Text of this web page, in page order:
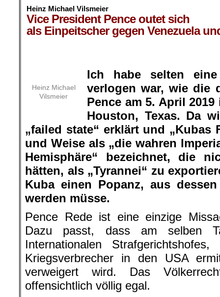
Heinz Michael Vilsmeier
Vice President Pence outet sich
als Einpeitscher gegen Venezuela
Heinz Michael
Vilsmeier
Ich habe selten
verlogen war, wie die
Pence am 5. April
Houston, Texas. Da
„failed state“ erklärt und „Kubas
und Weise als „die wahren
Hemisphäre“ bezeichnet, die
hätten, als „Tyrannei“ zu
Kuba einen Popanz, aus
werden müsse.
Pence Rede ist eine einzige
Dazu passt, dass am selben
Internationalen
Kriegsverbrecher in den USA
verweigert wird. Das
offensichtlich völlig egal.